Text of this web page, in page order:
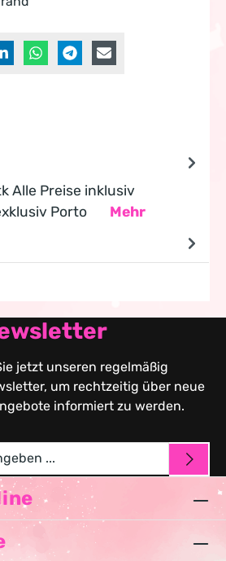
Alle Preise inklusiv
Porto Mehr
jetzt unseren regelmäßig
um rechtzeitig über neue
informiert zu werden.